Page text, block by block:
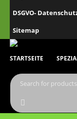
DSGVO-
Sitemap
STARTSEITE